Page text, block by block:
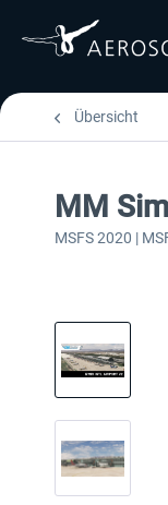
Übersicht
MM
MSFS 2020 |